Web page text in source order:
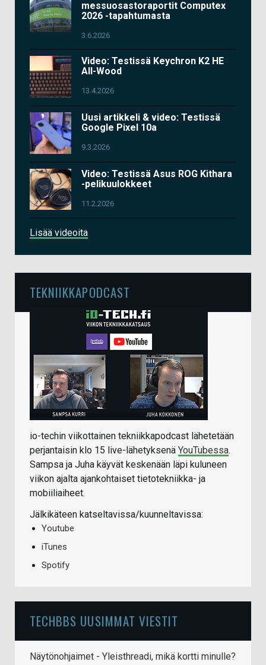
messuosastoraportit Computex
2026 -tapahtumasta
3.6.2026
Video: Testissä Keychron K2 HE
All-Wood
13.4.2026
Uusi artikkeli & video: Testissä
Google Pixel 10a
9.3.2026
Video: Testissä Asus ROG Kithara
-pelikuulokkeet
11.2.2026
Lisää videoita
TEKNIIKKAPODCAST
io-techin viikottainen tekniikkapodcast lähetetään
perjantaisin klo 15 live-lähetyksenä YouTubessa.
Sampsa ja Juha käyvät keskenään läpi kuluneen
viikon ajalta ajankohtaiset tietotekniikka- ja
mobiiliaiheet.
Jälkikäteen katseltavissa/kuunneltavissa:
Youtube
iTunes
Spotify
TECHBBS UUSIMMAT VIESTIT
Näytönohjaimet - Yleisthreadi, mikä kortti minulle?